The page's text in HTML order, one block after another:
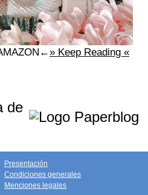
←» Keep Reading «
de
Presentación
Condiciones generales
Menciones legales